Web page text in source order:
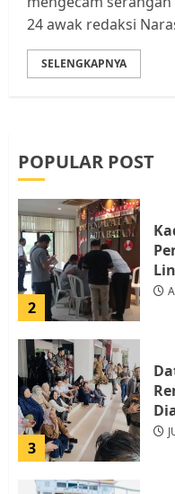
24 awak redaksi
SELENGKAPNYA
POPULAR POST
5
1
2
3